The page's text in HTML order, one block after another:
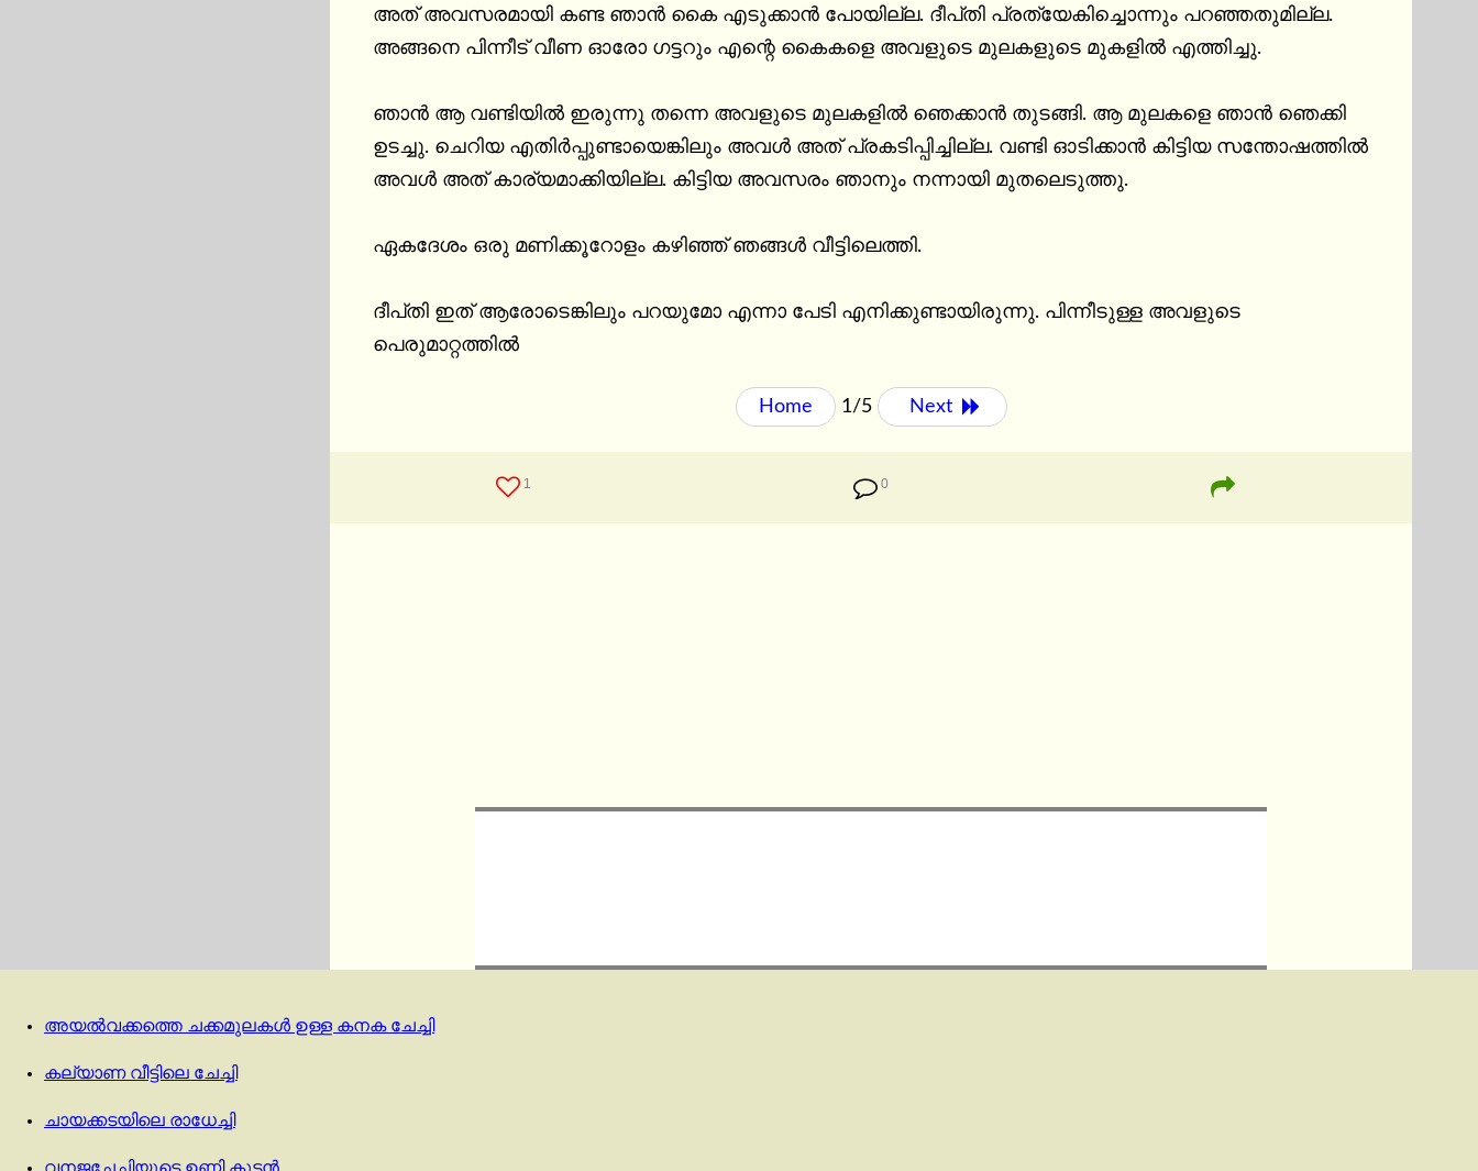
അത് അവസരമായി കണ്ട ഞാൻ കൈ എടുക്കാൻ പോയില്ല. ദീപ്‌തി പ്രത്യേകിച്ചൊന്നും പറഞ്ഞതുമില്ല.
അങ്ങനെ പിന്നീട് വീണ ഓരോ ഗട്ടറും എന്റെ കൈകളെ അവളുടെ മുലകളുടെ മുകളിൽ എത്തിച്ചു.
ഞാൻ ആ വണ്ടിയിൽ ഇരുന്നു തന്നെ അവളുടെ മുലകളിൽ ഞെക്കാൻ തുടങ്ങി. ആ മുലകളെ ഞാൻ ഞെക്കി
ഉടച്ചു. ചെറിയ എതിർപ്പുണ്ടായെങ്കിലും അവൾ അത് പ്രകടിപ്പിച്ചില്ല. വണ്ടി ഓടിക്കാൻ കിട്ടിയ സന്തോഷത്തിൽ
അവൾ അത് കാര്യമാക്കിയില്ല. കിട്ടിയ അവസരം ഞാനും നന്നായി മുതലെടുത്തു.
ഏകദേശം ഒരു മണിക്കൂറോളം കഴിഞ്ഞ് ഞങ്ങൾ വീട്ടിലെത്തി.
ദീപ്‌തി ഇത് ആരോടെങ്കിലും പറയുമോ എന്നാ പേടി എനിക്കുണ്ടായിരുന്നു. പിന്നീടുള്ള അവളുടെ
പെരുമാറ്റത്തിൽ
Home 1/5 Next
1 0
അയൽവക്കത്തെ ചക്കമുലകൾ ഉള്ള കനക ചേച്ചി
കല്യാണ വീട്ടിലെ ചേച്ചി
ചായക്കടയിലെ രാധേച്ചി
വനജചേച്ചിയുടെ ഉണ്ണി കുട്ടൻ